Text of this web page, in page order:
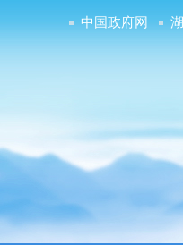
中国政府网